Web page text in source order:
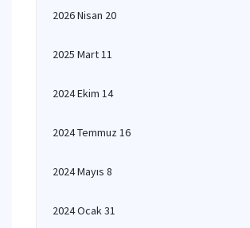
2026 Nisan 20
2025 Mart 11
2024 Ekim 14
2024 Temmuz 16
2024 Mayıs 8
2024 Ocak 31